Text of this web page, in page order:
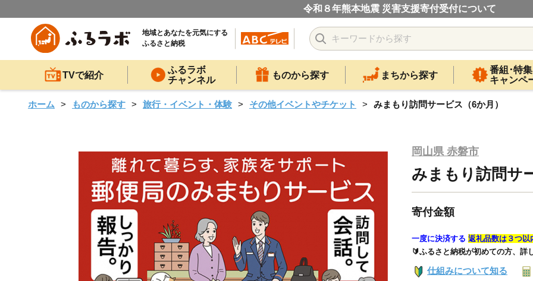
令和８年熊本地震 災害支援寄付受付について
地域とあなたを元気にする
ふるさと納税
TVで紹介
ふるラボ
チャンネル
ものから探す まちから探す
番組･特集
キャンペ
ホーム ものから探す 旅行・イベント・体験 その他イベントやチケット みまもり訪問サービス（6か月）
岡山県 赤磐市
みまもり訪問サ
寄付金額
一度に決済する 返礼品数は３つ以
🔰ふるさと納税が初めての方、詳
仕組みについて知る